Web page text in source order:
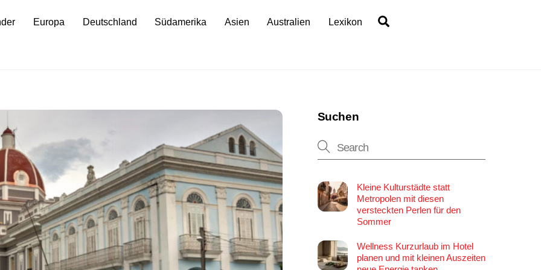
Europa Deutschland Südamerika Asien Australien Lexikon
Suchen
Kleine Kulturstädte statt
Metropolen mit diesen
versteckten Perlen für den
Sommer
Wellness Kurzurlaub im Hotel
planen und mit kleinen Auszeiten